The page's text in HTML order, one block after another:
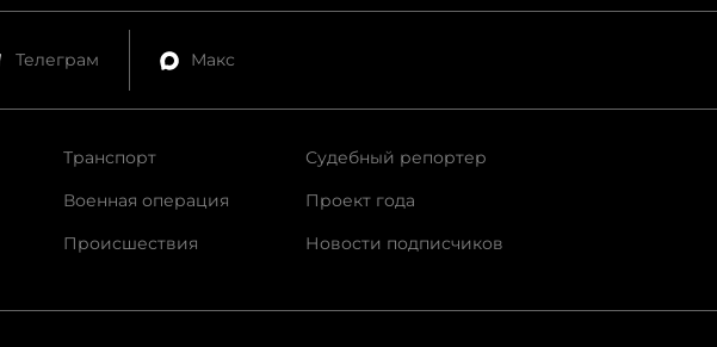
Телеграм Макс
Транспорт
Военная операция
Происшествия
Судебный репортер
Проект года
Новости подписчиков